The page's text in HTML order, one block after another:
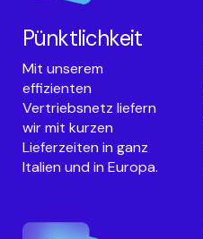
Pünktlichkeit
Mit unserem
effizienten
Vertriebsnetz liefern
wir mit kurzen
Lieferzeiten in ganz
Italien und in Europa.